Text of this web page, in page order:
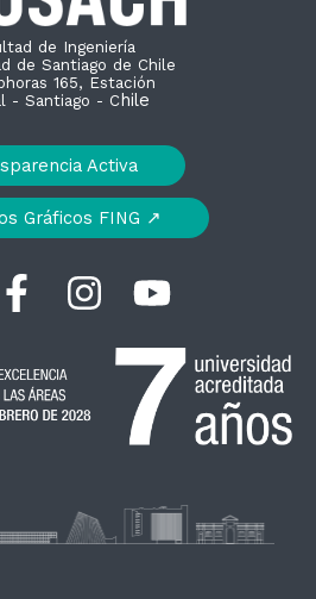
de Ingeniería
de Santiago de Chile
165, Estación
- Santiago - Chile
Activa
Gráficos FING ↗︎